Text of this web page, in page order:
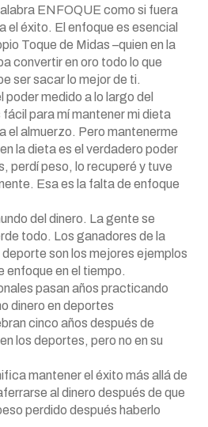
ENFOQUE como si fuera
el éxito. El enfoque es esencial
Toque de Midas –quien en la
convertir en oro todo lo que
ser sacar lo mejor de ti.
poder medido a lo largo del
para mí mantener mi dieta
el almuerzo. Pero mantenerme
la dieta es el verdadero poder
perdí peso, lo recuperé y tuve
Esa es la falta de enfoque
del dinero. La gente se
todo. Los ganadores de la
son los mejores ejemplos
enfoque en el tiempo.
pasan años practicando
dinero en deportes
cinco años después de
los deportes, pero no en su
mantener el éxito más allá de
al dinero después de que
perdido después haberlo